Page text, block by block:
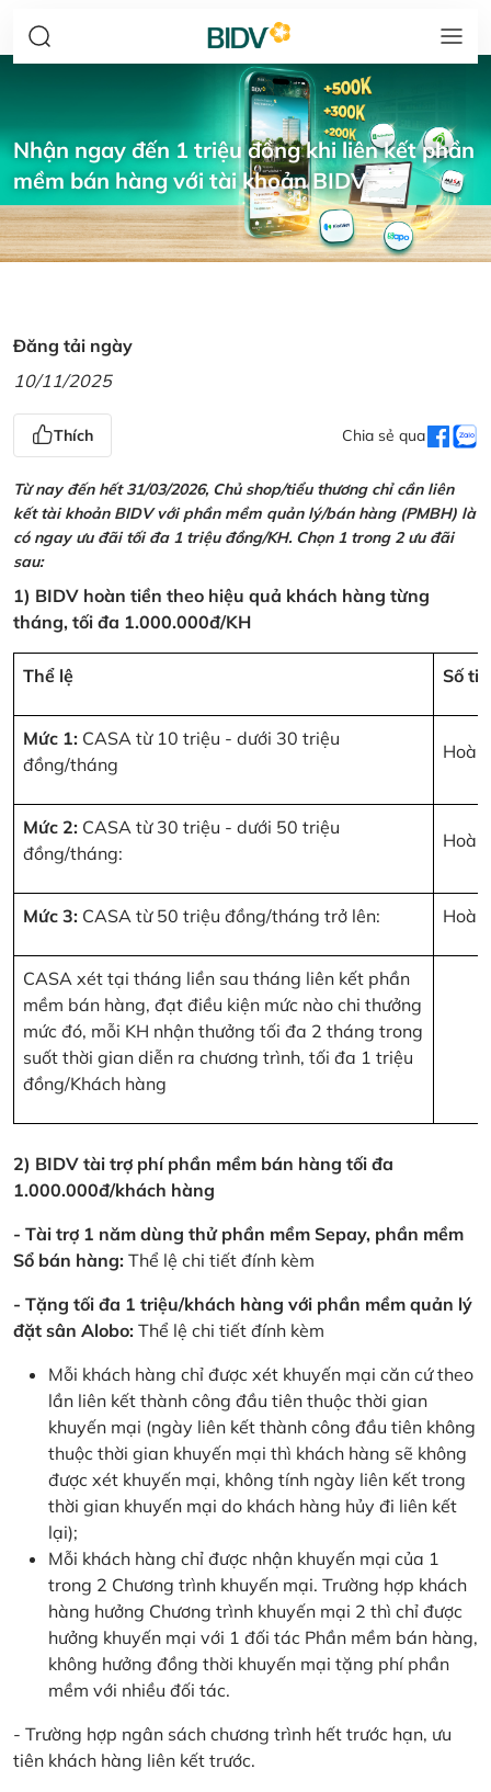
Nhận ngay đến 1 triệu đồng khi liên kết phần
mềm bán hàng với tài khoản BIDV
Đăng tải ngày
10/11/2025
Thích Chia sẻ qua
Từ nay đến hết 31/03/2026, Chủ shop/tiểu thương chỉ cần liên
kết tài khoản BIDV với phần mềm quản lý/bán hàng (PMBH) là
có ngay ưu đãi tối đa 1 triệu đồng/KH. Chọn 1 trong 2 ưu đãi
sau:
1) BIDV hoàn tiền theo hiệu quả khách hàng từng
tháng, tối đa 1.000.000đ/KH
Thể lệ Số
Mức 1: CASA từ 10 triệu - dưới 30 triệu
đồng/tháng
Mức 2: CASA từ 30 triệu - dưới 50 triệu
đồng/tháng:
Mức 3: CASA từ 50 triệu đồng/tháng trở lên:
CASA xét tại tháng liền sau tháng liên kết phần
mềm bán hàng, đạt điều kiện mức nào chi thưởng
mức đó, mỗi KH nhận thưởng tối đa 2 tháng trong
suốt thời gian diễn ra chương trình, tối đa 1 triệu
đồng/Khách hàng
2) BIDV tài trợ phí phần mềm bán hàng tối đa
1.000.000đ/khách hàng
- Tài trợ 1 năm dùng thử phần mềm Sepay, phần mềm
Sổ bán hàng: Thể lệ chi tiết đính kèm
- Tặng tối đa 1 triệu/khách hàng với phần mềm quản lý
đặt sân Alobo: Thể lệ chi tiết đính kèm
Mỗi khách hàng chỉ được xét khuyến mại căn cứ theo
lần liên kết thành công đầu tiên thuộc thời gian
khuyến mại (ngày liên kết thành công đầu tiên không
thuộc thời gian khuyến mại thì khách hàng sẽ không
được xét khuyến mại, không tính ngày liên kết trong
thời gian khuyến mại do khách hàng hủy đi liên kết
lại);
Mỗi khách hàng chỉ được nhận khuyến mại của 1
trong 2 Chương trình khuyến mại. Trường hợp khách
hàng hưởng Chương trình khuyến mại 2 thì chỉ được
hưởng khuyến mại với 1 đối tác Phần mềm bán hàng,
không hưởng đồng thời khuyến mại tặng phí phần
mềm với nhiều đối tác.
- Trường hợp ngân sách chương trình hết trước hạn, ưu
tiên khách hàng liên kết trước.